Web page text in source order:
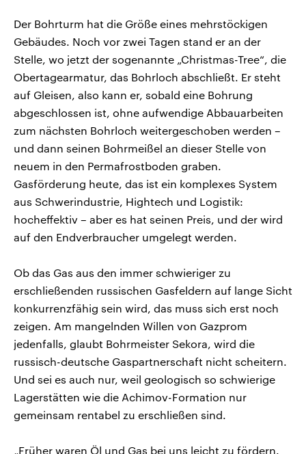
Der Bohrturm hat die Größe eines mehrstöckigen
Gebäudes. Noch vor zwei Tagen stand er an der
Stelle, wo jetzt der sogenannte „Christmas-Tree“, die
Obertagearmatur, das Bohrloch abschließt. Er steht
auf Gleisen, also kann er, sobald eine Bohrung
abgeschlossen ist, ohne aufwendige Abbauarbeiten
zum nächsten Bohrloch weitergeschoben werden –
und dann seinen Bohrmeißel an dieser Stelle von
neuem in den Permafrostboden graben.
Gasförderung heute, das ist ein komplexes System
aus Schwerindustrie, Hightech und Logistik:
hocheffektiv – aber es hat seinen Preis, und der wird
auf den Endverbraucher umgelegt werden.
Ob das Gas aus den immer schwieriger zu
erschließenden russischen Gasfeldern auf lange Sicht
konkurrenzfähig sein wird, das muss sich erst noch
zeigen. Am mangelnden Willen von Gazprom
jedenfalls, glaubt Bohrmeister Sekora, wird die
russisch-deutsche Gaspartnerschaft nicht scheitern.
Und sei es auch nur, weil geologisch so schwierige
Lagerstätten wie die Achimov-Formation nur
gemeinsam rentabel zu erschließen sind.
„Früher waren Öl und Gas bei uns leicht zu fördern.